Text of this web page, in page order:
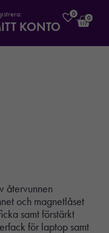
KONTO
0
0
återvunnen
och magnetlåset
samt förstärkt
för laptop samt